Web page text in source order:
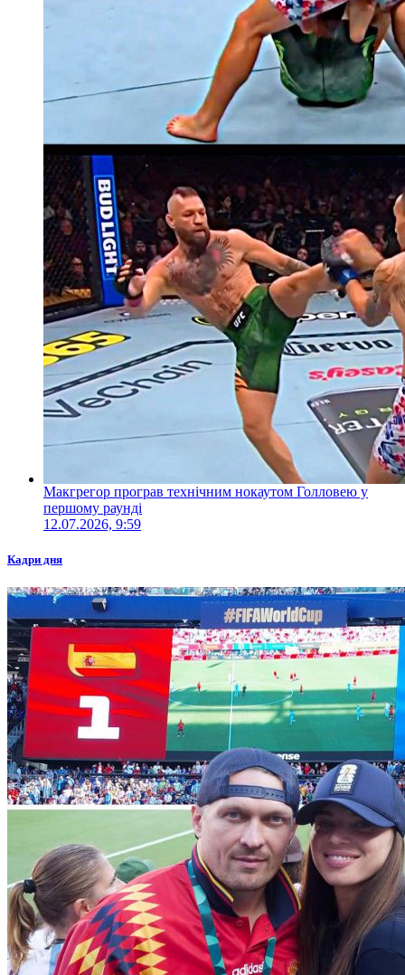
Макгрегор програв технічним нокаутом Голловею у
першому раунді
12.07.2026, 9:59
Кадри дня